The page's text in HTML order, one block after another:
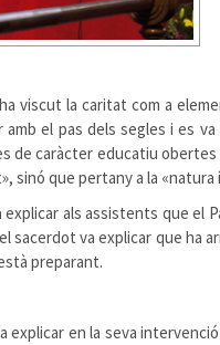
viscut la caritat com a
el pas dels segles i es
caràcter educatiu
que pertany a la «natura
als assistents que el
va explicar que ha
preparant.
en la seva